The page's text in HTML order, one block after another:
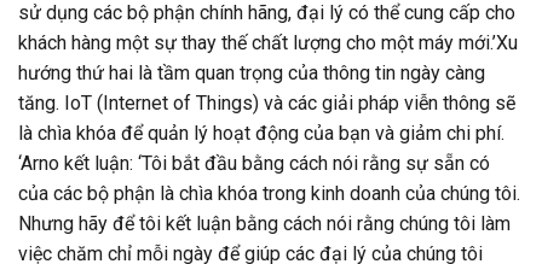
sử dụng các bộ phận chính hãng, đại lý có thể cung cấp cho
khách hàng một sự thay thế chất lượng cho một máy mới.’Xu
hướng thứ hai là tầm quan trọng của thông tin ngày càng
tăng. IoT (Internet of Things) và các giải pháp viễn thông sẽ
là chìa khóa để quản lý hoạt động của bạn và giảm chi phí.
‘Arno kết luận: ‘Tôi bắt đầu bằng cách nói rằng sự sẵn có
của các bộ phận là chìa khóa trong kinh doanh của chúng tôi.
Nhưng hãy để tôi kết luận bằng cách nói rằng chúng tôi làm
việc chăm chỉ mỗi ngày để giúp các đại lý của chúng tôi